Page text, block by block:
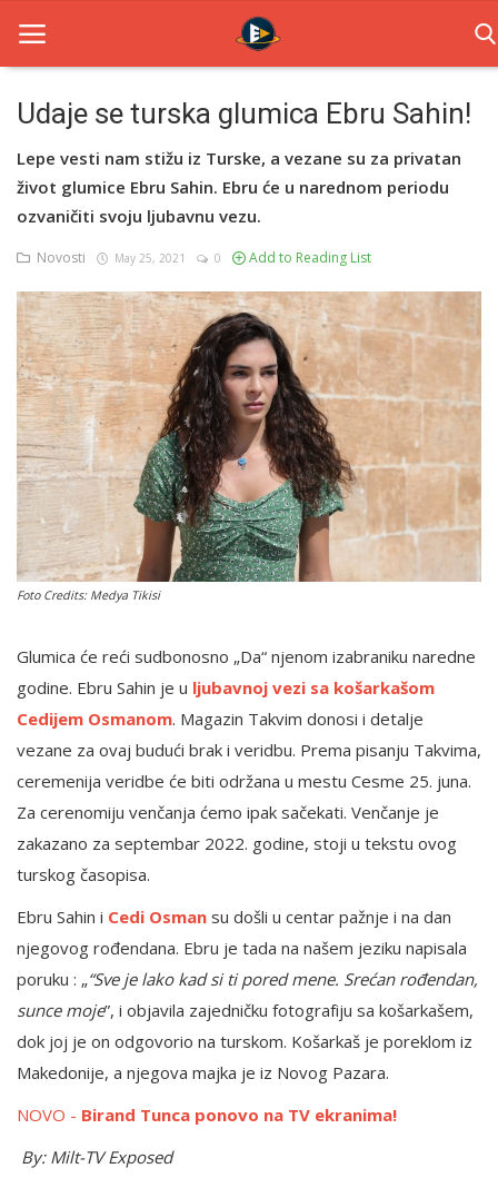
Home
Novosti
TV Serije
Filmovi
Glumci
Contact
Login
Register
English
Udaje se turska glumica Ebru Sahin!
Lepe vesti nam stižu iz Turske, a vezane su za privatan
život glumice Ebru Sahin. Ebru će u narednom periodu
ozvaničiti svoju ljubavnu vezu.
Novosti May 25, 2021 0 Add to Reading List
Foto Credits: Medya Tikisi
Glumica će reći sudbonosno „Da“ njenom izabraniku naredne
godine. Ebru Sahin je u ljubavnoj vezi sa košarkašom
Cedijem Osmanom. Magazin Takvim donosi i detalje
vezane za ovaj budući brak i veridbu. Prema pisanju Takvima,
ceremenija veridbe će biti održana u mestu Cesme 25. juna.
Za cerenomiju venčanja ćemo ipak sačekati. Venčanje je
zakazano za septembar 2022. godine, stoji u tekstu ovog
turskog časopisa.
Ebru Sahin i Cedi Osman su došli u centar pažnje i na dan
njegovog rođendana. Ebru je tada na našem jeziku napisala
poruku : „“Sve je lako kad si ti pored mene. Srećan rođendan,
sunce moje”, i objavila zajedničku fotografiju sa košarkašem,
dok joj je on odgovorio na turskom. Košarkaš je poreklom iz
Makedonije, a njegova majka je iz Novog Pazara.
NOVO - Birand Tunca ponovo na TV ekranima!
By: Milt-TV Exposed